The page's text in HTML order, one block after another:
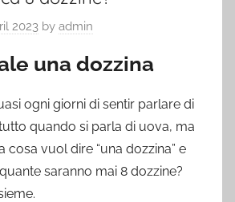
2023 by admin
una dozzina
ogni giorni di sentir parlare di
quando si parla di uova, ma
cosa vuol dire “una dozzina” e
saranno mai 8 dozzine?